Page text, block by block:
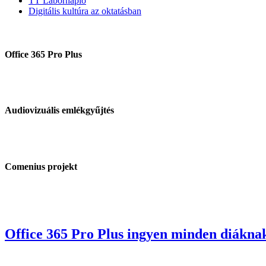
Digitális kultúra az oktatásban
Office 365 Pro Plus
Audiovizuális emlékgyűjtés
Comenius projekt
Office 365 Pro Plus ingyen minden